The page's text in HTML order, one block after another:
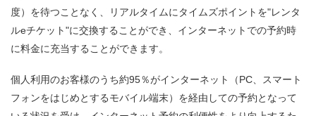
度）を待つことなく、リアルタイムにタイムズポイントを"レンタ
ルeチケット"に交換することができ、インターネットでの予約時
に料金に充当することができます。
個人利用のお客様のうち約95％がインターネット（PC、スマート
フォンをはじめとするモバイル端末）を経由しての予約となって